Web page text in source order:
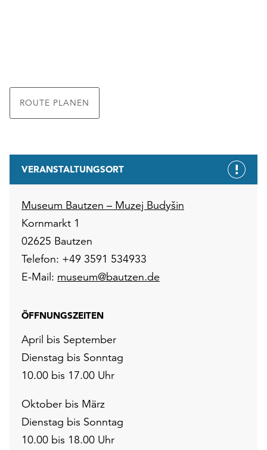
ROUTE PLANEN
VERANSTALTUNGSORT
Museum Bautzen – Muzej Budyšin
Kornmarkt 1
02625 Bautzen
Telefon: +49 3591 534933
E-Mail: museum@bautzen.de
ÖFFNUNGSZEITEN
April bis September
Dienstag bis Sonntag
10.00 bis 17.00 Uhr
Oktober bis März
Dienstag bis Sonntag
10.00 bis 18.00 Uhr